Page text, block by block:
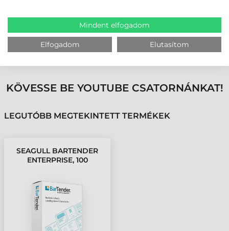
MEGBÍZHAT BENNÜNK! ISMERJE MEG
KÖVESSE BE YOUTUBE CSATORNÁNKAT!
LEGUTÓBB MEGTEKINTETT TERMÉKEK
SEAGULL BARTENDER
ENTERPRISE, 100
Mindent elfogadom
Elfogadom Elutasítom